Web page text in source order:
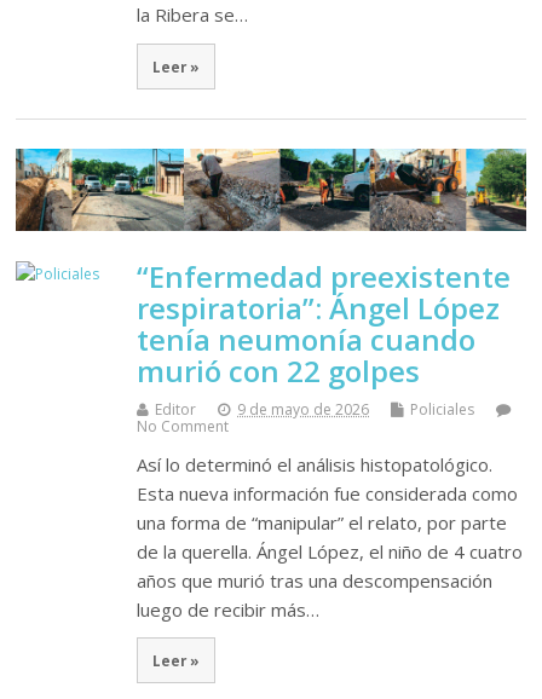
la Ribera se…
Leer »
“Enfermedad preexistente
respiratoria”: Ángel López
tenía neumonía cuando
murió con 22 golpes
Editor 9 de mayo de 2026
Policiales
No Comment
Así lo determinó el análisis histopatológico.
Esta nueva información fue considerada como
una forma de “manipular” el relato, por parte
de la querella. Ángel López, el niño de 4 cuatro
años que murió tras una descompensación
luego de recibir más…
Leer »